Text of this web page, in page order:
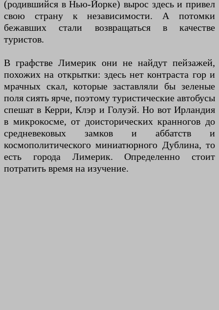
(родившийся в Нью-Йорке) вырос здесь и привел
свою страну к независимости. А потомки
бежавших стали возвращаться в качестве
туристов.
В графстве Лимерик они не найдут пейзажей,
похожих на открытки: здесь нет контраста гор и
мрачных скал, которые заставляли бы зеленые
поля сиять ярче, поэтому туристические автобусы
спешат в Керри, Клэр и Голуэй. Но вот Ирландия
в микрокосме, от доисторических кранногов до
средневековых замков и аббатств и
космополитического миниатюрного Дублина, то
есть города Лимерик. Определенно стоит
потратить время на изучение.